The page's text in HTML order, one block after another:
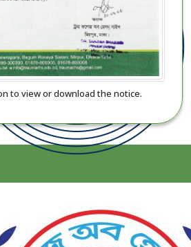
to view or download the notice.